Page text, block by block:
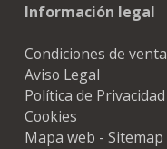
Información legal
Condiciones de venta
Aviso Legal
Política de Privacidad
Cookies
Mapa web - Sitemap